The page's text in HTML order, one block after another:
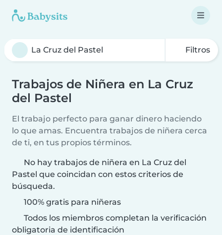
Filtros
Trabajos de Niñera en La Cruz
del Pastel
El trabajo perfecto para ganar dinero haciendo
lo que amas. Encuentra trabajos de niñera cerca
de ti, en tus propios términos.
No hay trabajos de niñera en La Cruz del
Pastel que coincidan con estos criterios de
búsqueda.
100% gratis para niñeras
Todos los miembros completan la verificación
obligatoria de identificación